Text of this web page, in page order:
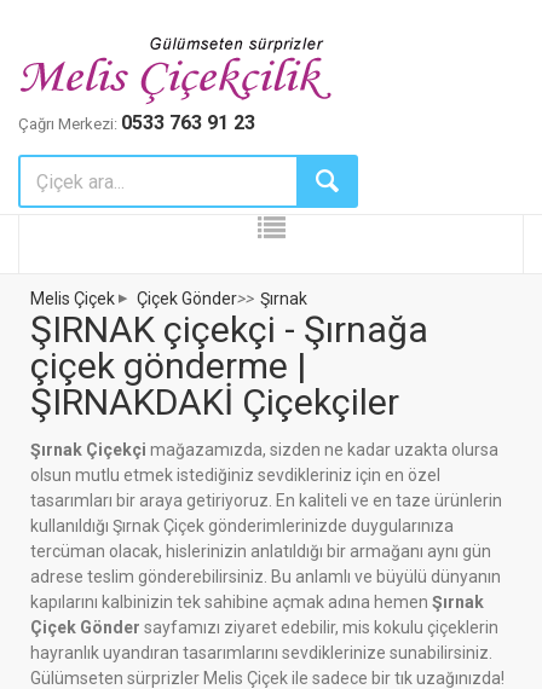
Çağrı Merkezi: 0533 763 91 23
Melis Çiçek Çiçek Gönder>> Şırnak
ŞIRNAK çiçekçi - Şırnağa
çiçek gönderme |
ŞIRNAKDAKİ Çiçekçiler
Şırnak Çiçekçi mağazamızda, sizden ne kadar uzakta olursa
olsun mutlu etmek istediğiniz sevdikleriniz için en özel
tasarımları bir araya getiriyoruz. En kaliteli ve en taze ürünlerin
kullanıldığı Şırnak Çiçek gönderimlerinizde duygularınıza
tercüman olacak, hislerinizin anlatıldığı bir armağanı aynı gün
adrese teslim gönderebilirsiniz. Bu anlamlı ve büyülü dünyanın
kapılarını kalbinizin tek sahibine açmak adına hemen Şırnak
Çiçek Gönder sayfamızı ziyaret edebilir, mis kokulu çiçeklerin
hayranlık uyandıran tasarımlarını sevdiklerinize sunabilirsiniz.
Gülümseten sürprizler Melis Çiçek ile sadece bir tık uzağınızda!